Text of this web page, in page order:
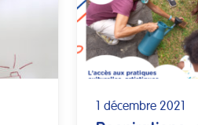
1 décembre 2021